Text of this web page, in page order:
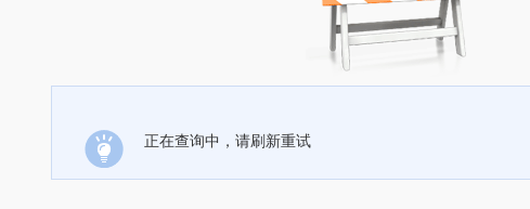
正在查询中，请刷新重试